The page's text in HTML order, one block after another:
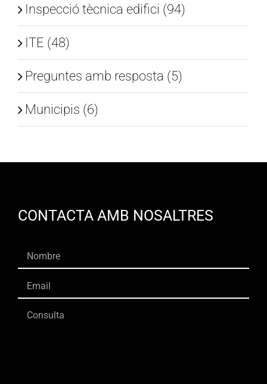
Inspecció tècnica edifici (94)
ITE (48)
Preguntes amb resposta (5)
Municipis (6)
CONTACTA AMB NOSALTRES